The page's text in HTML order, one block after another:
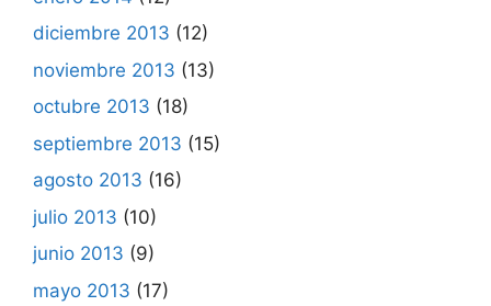
diciembre 2013 (12)
noviembre 2013 (13)
octubre 2013 (18)
septiembre 2013 (15)
agosto 2013 (16)
julio 2013 (10)
junio 2013 (9)
mayo 2013 (17)